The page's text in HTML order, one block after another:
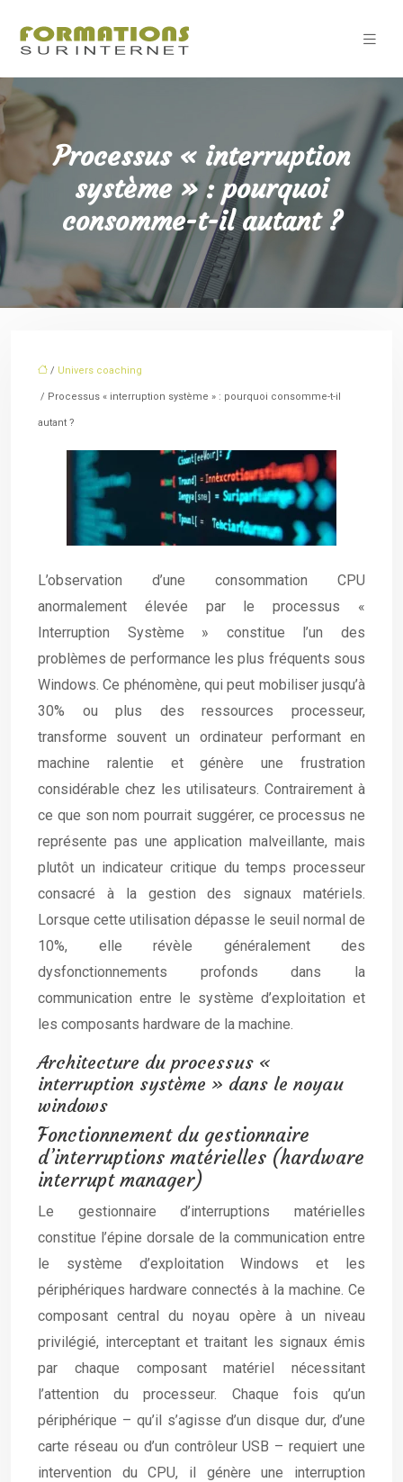
Processus « interruption
système » : pourquoi
consomme-t-il autant ?
/ Univers coaching
/ Processus « interruption système » : pourquoi consomme-t-il
autant ?
L’observation d’une consommation CPU
anormalement élevée par le processus «
Interruption Système » constitue l’un des
problèmes de performance les plus fréquents sous
Windows. Ce phénomène, qui peut mobiliser jusqu’à
30% ou plus des ressources processeur,
transforme souvent un ordinateur performant en
machine ralentie et génère une frustration
considérable chez les utilisateurs. Contrairement à
ce que son nom pourrait suggérer, ce processus ne
représente pas une application malveillante, mais
plutôt un indicateur critique du temps processeur
consacré à la gestion des signaux matériels.
Lorsque cette utilisation dépasse le seuil normal de
10%, elle révèle généralement des
dysfonctionnements profonds dans la
communication entre le système d’exploitation et
les composants hardware de la machine.
Architecture du processus «
interruption système » dans le noyau
windows
Fonctionnement du gestionnaire
d’interruptions matérielles (hardware
interrupt manager)
Le gestionnaire d’interruptions matérielles
constitue l’épine dorsale de la communication entre
le système d’exploitation Windows et les
périphériques hardware connectés à la machine. Ce
composant central du noyau opère à un niveau
privilégié, interceptant et traitant les signaux émis
par chaque composant matériel nécessitant
l’attention du processeur. Chaque fois qu’un
périphérique – qu’il s’agisse d’un disque dur, d’une
carte réseau ou d’un contrôleur USB – requiert une
intervention du CPU, il génère une interruption